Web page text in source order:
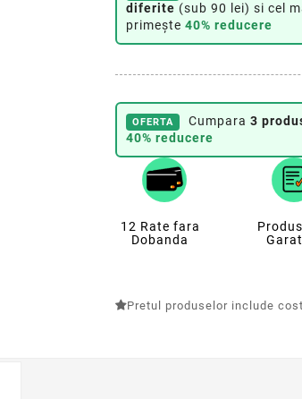
diferite (sub 90 lei) si cel
primește 40% reducere
OFERTA Cumpara 3
40% reducere
12 Rate fara
Dobanda
Pretul produselor include